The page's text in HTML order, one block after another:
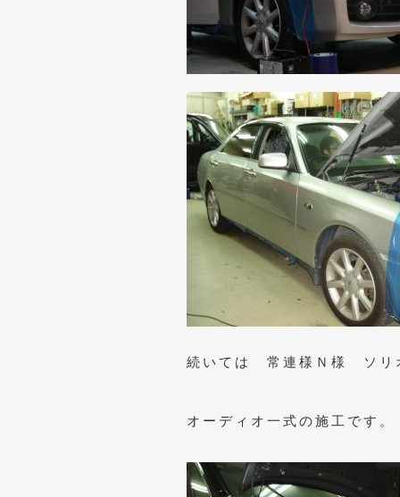
続いては 常連様Ｎ様 ソリ
オーディオ一式の施工です。